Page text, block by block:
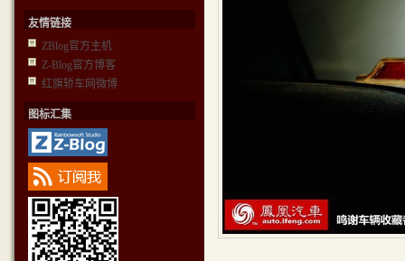
友情链接
ZBlog官方主机
Z-Blog官方博客
红旗轿车网微博
图标汇集